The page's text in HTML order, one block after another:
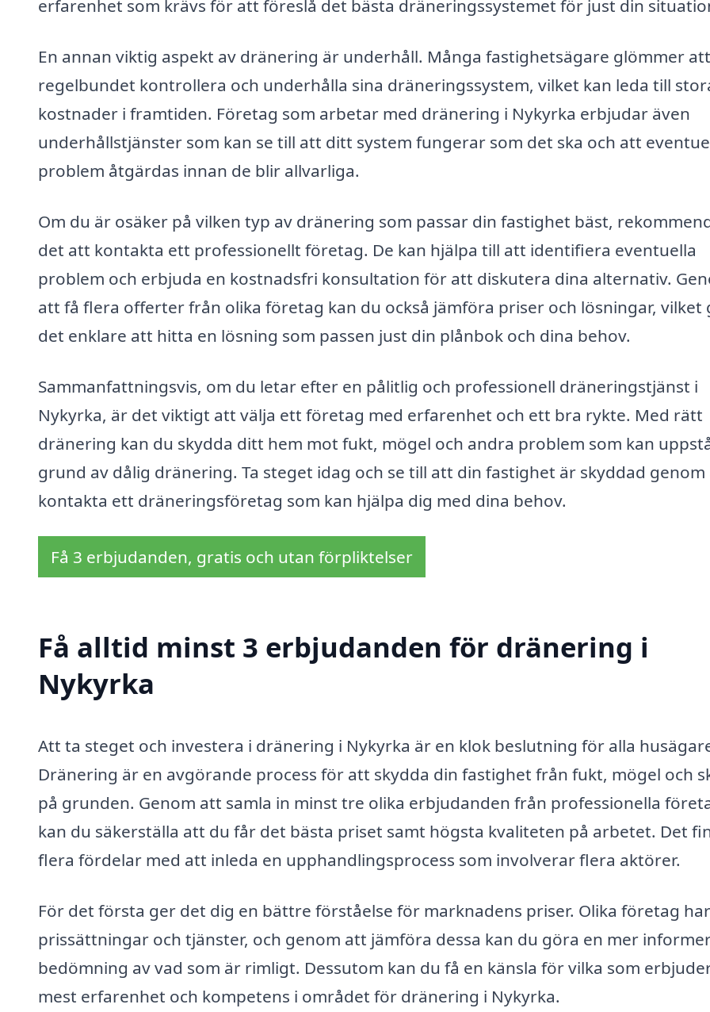
erfarenhet som krävs för att föreslå det bästa dräneringssystemet för just din
En annan viktig aspekt av dränering är underhåll. Många fastighetsägare glömmer att
regelbundet kontrollera och underhålla sina dräneringssystem, vilket kan leda till
kostnader i framtiden. Företag som arbetar med dränering i Nykyrka erbjudar även
underhållstjänster som kan se till att ditt system fungerar som det ska och att
problem åtgärdas innan de blir allvarliga.
Om du är osäker på vilken typ av dränering som passar din fastighet bäst,
det att kontakta ett professionellt företag. De kan hjälpa till att identifiera eventuella
problem och erbjuda en kostnadsfri konsultation för att diskutera dina alternativ.
att få flera offerter från olika företag kan du också jämföra priser och lösningar, vilket
det enklare att hitta en lösning som passen just din plånbok och dina behov.
Sammanfattningsvis, om du letar efter en pålitlig och professionell dräneringstjänst i
Nykyrka, är det viktigt att välja ett företag med erfarenhet och ett bra rykte. Med rätt
dränering kan du skydda ditt hem mot fukt, mögel och andra problem som kan
grund av dålig dränering. Ta steget idag och se till att din fastighet är skyddad
kontakta ett dräneringsföretag som kan hjälpa dig med dina behov.
Få 3 erbjudanden, gratis och utan förpliktelser
Få alltid minst 3 erbjudanden för dränering i
Nykyrka
Att ta steget och investera i dränering i Nykyrka är en klok beslutning för alla
Dränering är en avgörande process för att skydda din fastighet från fukt, mögel och
på grunden. Genom att samla in minst tre olika erbjudanden från professionella
kan du säkerställa att du får det bästa priset samt högsta kvaliteten på arbetet. Det
flera fördelar med att inleda en upphandlingsprocess som involverar flera aktörer.
För det första ger det dig en bättre förståelse för marknadens priser. Olika företag
prissättningar och tjänster, och genom att jämföra dessa kan du göra en mer
bedömning av vad som är rimligt. Dessutom kan du få en känsla för vilka som
mest erfarenhet och kompetens i området för dränering i Nykyrka.